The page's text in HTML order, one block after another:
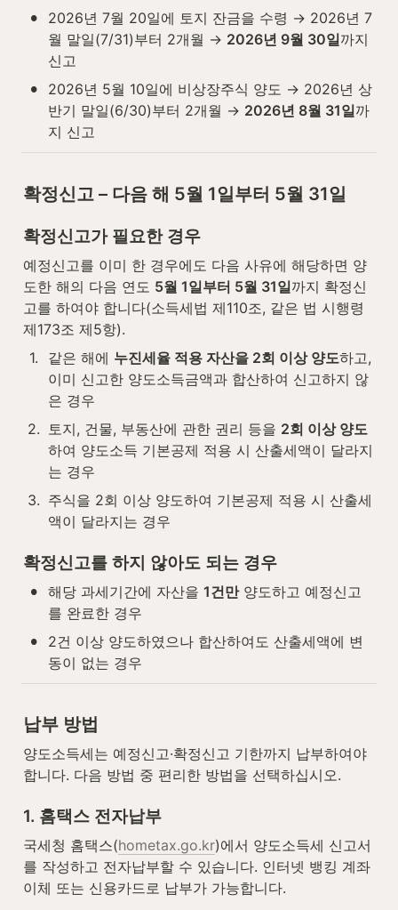
•
2026년 7월 20일에 토지 잔금을 수령 → 2026년 7
월 말일(7/31)부터 2개월 → 2026년 9월 30일까지
신고
•
2026년 5월 10일에 비상장주식 양도 → 2026년 상
반기 말일(6/30)부터 2개월 → 2026년 8월 31일까
지 신고
확정신고 – 다음 해 5월 1일부터 5월 31일
확정신고가 필요한 경우
예정신고를 이미 한 경우에도 다음 사유에 해당하면 양
도한 해의 다음 연도 5월 1일부터 5월 31일까지 확정신
고를 하여야 합니다(소득세법 제110조, 같은 법 시행령
제173조 제5항).
1. 같은 해에 누진세율 적용 자산을 2회 이상 양도하고,
이미 신고한 양도소득금액과 합산하여 신고하지 않
은 경우
2. 토지, 건물, 부동산에 관한 권리 등을 2회 이상 양도
하여 양도소득 기본공제 적용 시 산출세액이 달라지
는 경우
3. 주식을 2회 이상 양도하여 기본공제 적용 시 산출세
액이 달라지는 경우
확정신고를 하지 않아도 되는 경우
• 해당 과세기간에 자산을 1건만 양도하고 예정신고
를 완료한 경우
•
2건 이상 양도하였으나 합산하여도 산출세액에 변
동이 없는 경우
납부 방법
양도소득세는 예정신고·확정신고 기한까지 납부하여야
합니다. 다음 방법 중 편리한 방법을 선택하십시오.
1. 홈택스 전자납부
국세청 홈택스(hometax.go.kr)에서 양도소득세 신고서
를 작성하고 전자납부할 수 있습니다. 인터넷 뱅킹 계좌
이체 또는 신용카드로 납부가 가능합니다.